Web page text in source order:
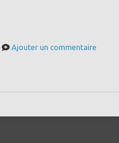
Ajouter un commentaire